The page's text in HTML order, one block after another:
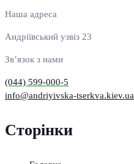
Наша адреса
Андріївський узвіз 23
Зв’язок з нами
(044) 599-000-5
info@andriyivska-tserkva.kiev.ua
Сторінки